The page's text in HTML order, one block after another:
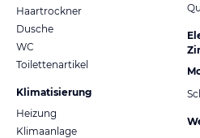
Haartrockner
Dusche
WC
Toilettenartikel
Klimatisierung
Heizung
Klimaanlage